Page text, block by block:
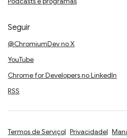
Seguir
@ChromiumDev no X
YouTube
Chrome for Developers no LinkedIn
RSS
Termos de Serviço Privacidade